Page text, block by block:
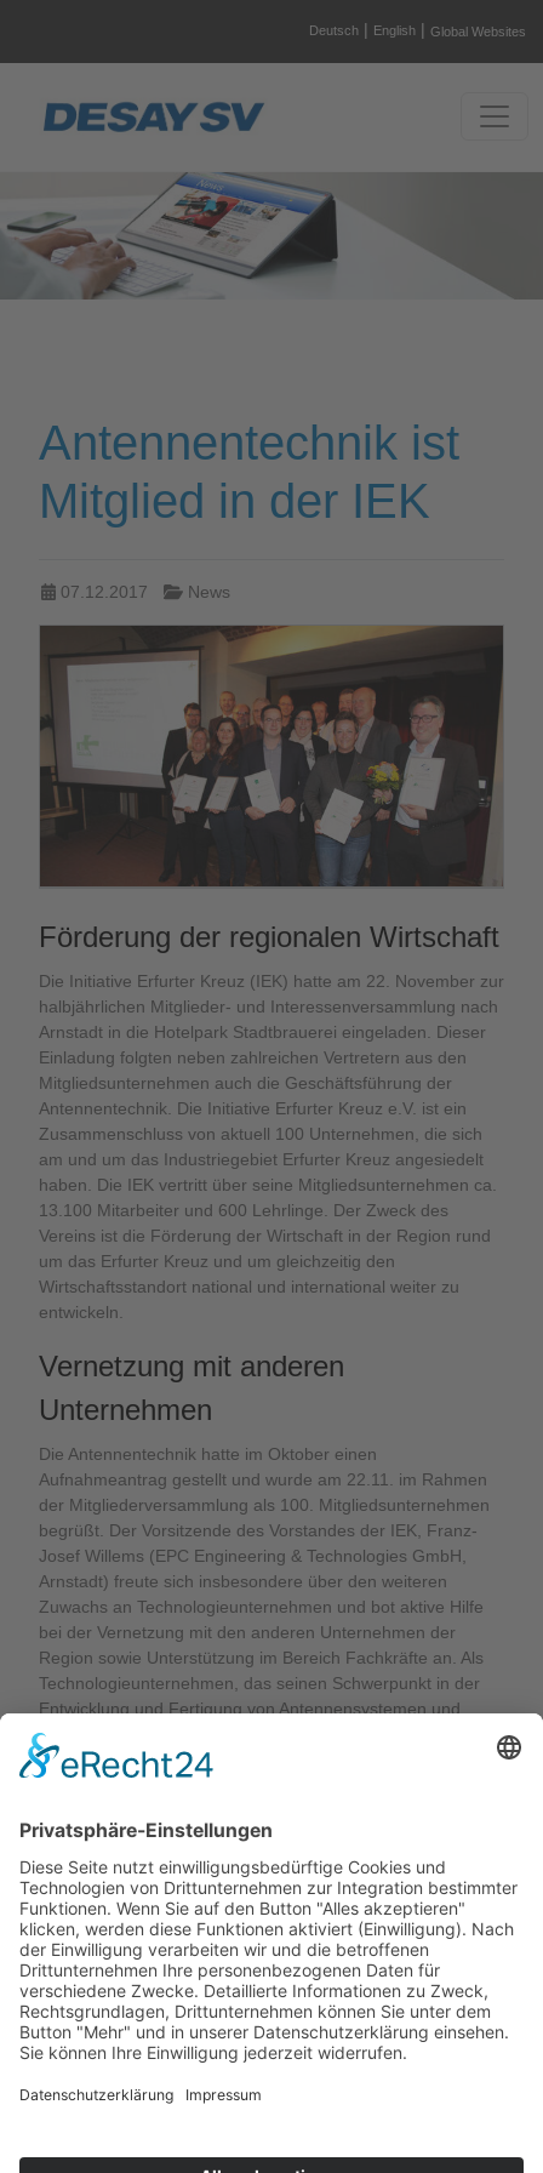
Deutsch | English | Global Websites
Antennentechnik ist
Mitglied in der IEK
07.12.2017 News
Förderung der regionalen Wirtschaft
Die Initiative Erfurter Kreuz (IEK) hatte am 22. November zur
halbjährlichen Mitglieder- und Interessenversammlung nach
Arnstadt in die Hotelpark Stadtbrauerei eingeladen. Dieser
Einladung folgten neben zahlreichen Vertretern aus den
Mitgliedsunternehmen auch die Geschäftsführung der
Antennentechnik. Die Initiative Erfurter Kreuz e.V. ist ein
Zusammenschluss von aktuell 100 Unternehmen, die sich
am und um das Industriegebiet Erfurter Kreuz angesiedelt
haben. Die IEK vertritt über seine Mitgliedsunternehmen ca.
13.100 Mitarbeiter und 600 Lehrlinge. Der Zweck des
Vereins ist die Förderung der Wirtschaft in der Region rund
um das Erfurter Kreuz und um gleichzeitig den
Wirtschaftsstandort national und international weiter zu
entwickeln.
Vernetzung mit anderen
Unternehmen
Die Antennentechnik hatte im Oktober einen
Aufnahmeantrag gestellt und wurde am 22.11. im Rahmen
der Mitgliederversammlung als 100. Mitgliedsunternehmen
begrüßt. Der Vorsitzende des Vorstandes der IEK, Franz-
Josef Willems (EPC Engineering & Technologies GmbH,
Arnstadt) freute sich insbesondere über den weiteren
Zuwachs an Technologieunternehmen und bot aktive Hilfe
bei der Vernetzung mit den anderen Unternehmen der
Region sowie Unterstützung im Bereich Fachkräfte an. Als
Technologieunternehmen, das seinen Schwerpunkt in der
Entwicklung und Fertigung von Antennensystemen und
Steuergeräten zur vernetzten Kommunikation sieht, bieten
sich für die Antennentechnik über diesen
diesem Wege den Standort in Weimar zu stärken.
Zurück
© 2026 Desay SV Automotive Europe GmbH